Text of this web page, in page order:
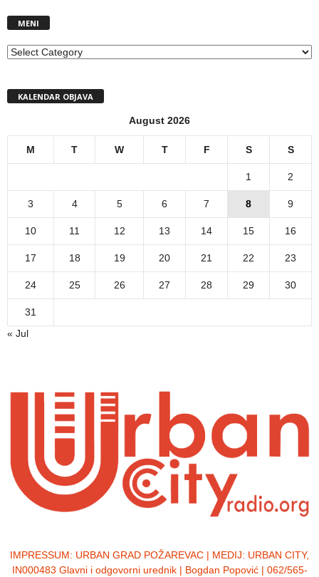
MENI
MENI
KALENDAR OBJAVA
August 2026
M T W T F S S
1 2
3 4 5 6 7 8 9
10 11 12 13 14 15 16
17 18 19 20 21 22 23
24 25 26 27 28 29 30
31
« Jul
IMPRESSUM: URBAN GRAD POŽAREVAC | MEDIJ: URBAN CITY,
IN000483 Glavni i odgovorni urednik | Bogdan Popović | 062/565-